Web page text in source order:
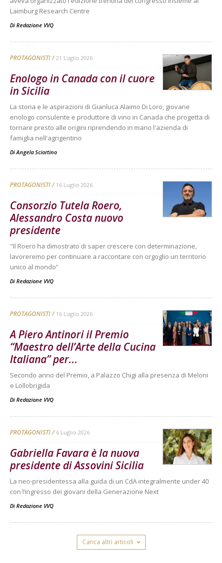
Laimburg Research Centre
Di Redazione VVQ
PROTAGONISTI 21 Luglio 2026
Enologo in Canada con il cuore
in Sicilia
La storia e le aspirazioni di Gianluca Alaimo Di Loro, giovane
enologo consulente e produttore di vino in Canada che progetta di
tornare presto alle origini riprendendo in mano l'azienda di
famiglia nell'agrigentino
Di Angela Sciortino
PROTAGONISTI 16 Luglio 2026
Consorzio Tutela Roero,
Alessandro Costa nuovo
presidente
"Il Roero ha dimostrato di saper crescere con determinazione,
lavoreremo per continuare a raccontare con orgoglio un territorio
unico al mondo’’
Di Redazione VVQ
PROTAGONISTI 16 Luglio 2026
A Piero Antinori il Premio
“Maestro dell’Arte della Cucina
Italiana” per...
Secondo anno del Premio, a Palazzo Chigi alla presenza di Meloni
e Lollobrigida
Di Redazione VVQ
PROTAGONISTI 6 Luglio 2026
Gabriella Favara è la nuova
presidente di Assovini Sicilia
La neo-presidentessa alla guida di un CdA integralmente under 40
con l’ingresso dei giovani della Generazione Next
Di Redazione VVQ
Carica altri articoli